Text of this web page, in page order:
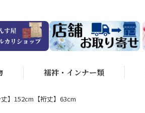
襦袢・インナー類
】152cm【裄丈】63cm